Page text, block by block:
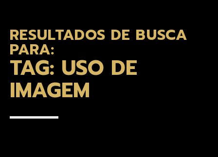
RESULTADOS DE BUSCA
PARA:
TAG: USO DE
IMAGEM